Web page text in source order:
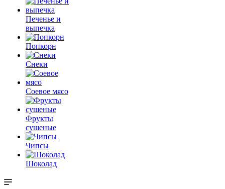
Печенье и
выпечка
Попкорн
Снеки
Соевое мясо
Фрукты
сушеные
Чипсы
Шоколад